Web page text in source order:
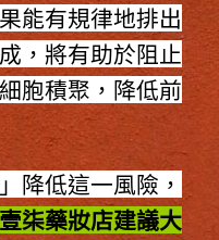
能有規律地排出
，將有助於阻止
胞積聚，降低前
降低這一風險，
柒藥妝店建議大